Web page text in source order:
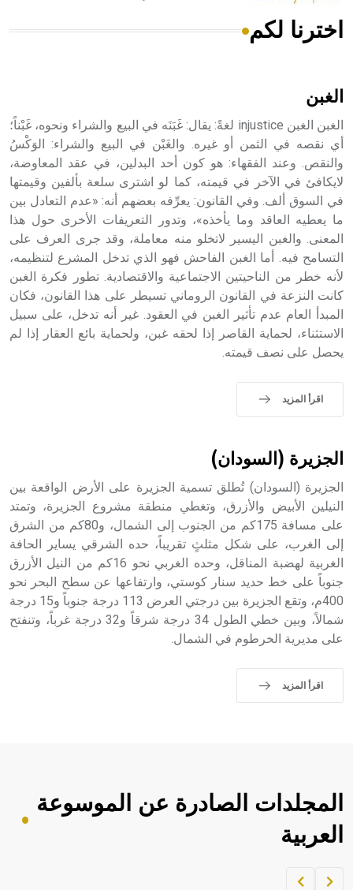
هل تعلم أن الأبسيد كلمة فرنسية اللفظ تم اعتمادها مصطلحاً
- هل تعلم أن أبجر Abgar اسم معروف جيداً يعود إلى عدد من
الملوك الذين حكموا مدينة إديسا (الرها) من أبجر الأول وحتى
التاسع، وهم ينتسبون إلى أسرة أوسروين
- هل تعلم أن الأبجدية الكنعانية تتألف من /22/ علامة كتابية
sign تكتب منفصلة غير متصلة، وتعتمد المبدأ الأكوروفوني،
حيث تقتصر القيمة الصوتية للعلامة الك
اخترنا لكم
الغبن
الغبن الغبن injustice لغةً: يقال: غَبَنَه في البيع والشراء ونحوه، غَبْناً؛
أي نقصه في الثمن أو غيره. والغَبْن في البيع والشراء: الوَكْسُ
والنقص. وعند الفقهاء: هو كون أحد البدلين، في عقد المعاوضة،
لايكافئ في الآخر في قيمته، كما لو اشترى سلعة بألفين وقيمتها
في السوق ألف. وفي القانون: يعرِّفه بعضهم أنه: «عدم التعادل بين
ما يعطيه العاقد وما يأخذه»، وتدور التعريفات الأخرى حول هذا
المعنى. والغبن اليسير لاتخلو منه معاملة، وقد جرى العرف على
التسامح فيه. أما الغبن الفاحش فهو الذي تدخل المشرع لتنظيمه،
لأنه خطر من الناحيتين الاجتماعية والاقتصادية. تطور فكرة الغبن
كانت النزعة في القانون الروماني تسيطر على هذا القانون، فكان
المبدأ العام عدم تأثير الغبن في العقود. غير أنه تدخل، على سبيل
الاستثناء، لحماية القاصر إذا لحقه غبن، ولحماية بائع العقار إذا لم
يحصل على نصف قيمته.
اقرأ المزيد
الجزيرة (السودان)
الجزيرة (السودان) تُطلق تسمية الجزيرة على الأرض الواقعة بين
النيلين الأبيض والأزرق، وتغطي منطقة مشروع الجزيرة، وتمتد
على مسافة 175كم من الجنوب إلى الشمال، و80كم من الشرق
إلى الغرب، على شكل مثلثٍ تقريباً، حده الشرقي يساير الحافة
الغربية لهضبة المناقل، وحده الغربي نحو 16كم من النيل الأزرق
جنوباً على خط حديد سنار كوستي، وارتفاعها عن سطح البحر نحو
400م، وتقع الجزيرة بين درجتي العرض 113 درجة جنوباً و15 درجة
شمالاً، وبين خطي الطول 34 درجة شرقاً و32 درجة غرباً، وتنفتح
على مديرية الخرطوم في الشمال.
اقرأ المزيد
المجلدات الصادرة عن الموسوعة
العربية